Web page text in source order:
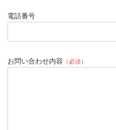
電話番号
お問い合わせ内容 （必須）